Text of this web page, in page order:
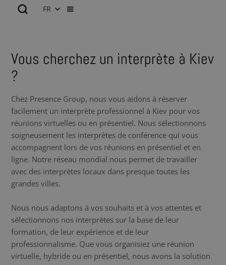
FR
Vous cherchez un interprète à Kiev
?
Chez Presence Group, nous vous aidons à réserver
facilement un interprète professionnel à Kiev pour vos
réunions virtuelles ou en présentiel. Nous sélectionnons
soigneusement les interprètes de conférence qui vous
accompagnent lors de vos réunions en présentiel et en
ligne. Notre réseau mondial nous permet de travailler
avec des interprètes locaux dans presque toutes les
grandes villes.
Nous nous adaptons à vos souhaits et à vos attentes et
sélectionnons nos interprètes sur la base de leur
formation, de leur expérience et de leur
professionnalisme. Que vous organisiez une réunion
virtuelle, hybride ou en présentiel, nous avons la solution